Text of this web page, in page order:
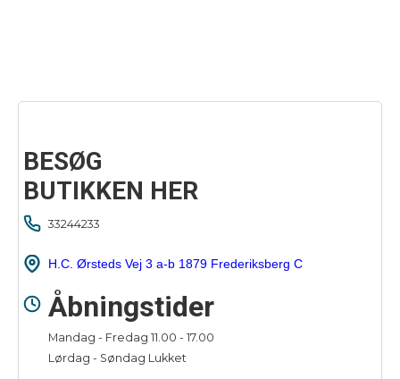
BESØG
BUTIKKEN HER
33244233
H.C. Ørsteds Vej 3 a-b 1879 Frederiksberg C
Åbningstider
Mandag - Fredag 11.00 - 17.00
Lørdag - Søndag Lukket